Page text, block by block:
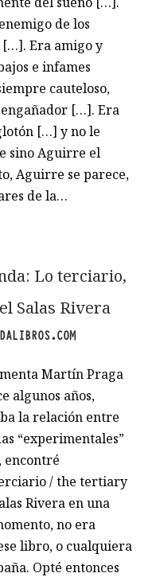
de los
[…]. Era amigo y
e infames
cauteloso,
[…]. Era
[…] y no le
sino Aguirre el
Aguirre se parece,
de la…
Lo terciario,
Salas Rivera
Martín Praga
algunos años,
la relación entre
“experimentales”
encontré
/ the tertiary
Rivera en una
no era
libro, o cualquiera
Opté entonces